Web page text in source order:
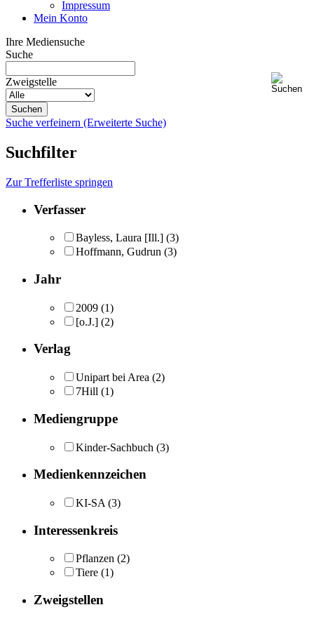
Impressum
Mein Konto
Ihre Mediensuche
Suche
Zweigstelle
Suche verfeinern (Erweiterte Suche)
Suchfilter
Zur Trefferliste springen
Verfasser
Bayless, Laura [Ill.] (3)
Hoffmann, Gudrun (3)
Jahr
2009 (1)
[o.J.] (2)
Verlag
Unipart bei Area (2)
7Hill (1)
Mediengruppe
Kinder-Sachbuch (3)
Medienkennzeichen
KI-SA (3)
Interessenkreis
Pflanzen (2)
Tiere (1)
Zweigstellen